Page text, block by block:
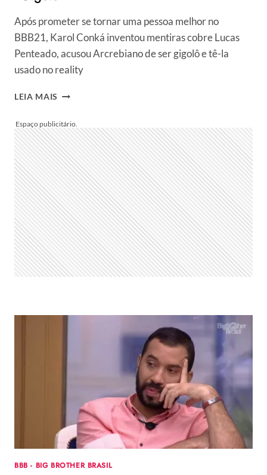
Após prometer se tornar uma pessoa melhor no
BBB21, Karol Conká inventou mentiras cobre Lucas
Penteado, acusou Arcrebiano de ser gigolô e tê-la
usado no reality
LEIA MAIS BBB21:
INVENTA
MENTIRA
SOBRE
LUCAS
E
DEBOCHA
DE
ARCREBIANO:
“GIGOLÔ”
BBB - BIG BROTHER BRASIL